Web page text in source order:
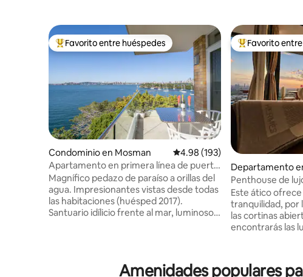
De los mejores en Favorito entre huéspedes
Favorito entre huéspedes
Condominio en Mosman Calificación promedio: 4.98 de
4.98 (193)
Apartamento en primera línea de puerto
con fabulosas vistas panorámicas
Magnífico pedazo de paraíso a orillas del
agua. Impresionantes vistas desde todas
las habitaciones (huésped 2017).
Santuario idílicio frente al mar, luminoso y
Comedor con barbacoa, tumbonas,
De los mejores
Favorito
Departamento
ds
Penthouse de
habitación•Vista
Este ático
tranquilidad, por
las cortinas
encontrarás las
urbano, que
un drama de
Amenidades populares